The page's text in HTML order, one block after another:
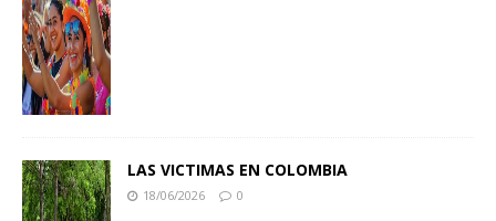
LAS VICTIMAS EN COLOMBIA
18/06/2026 0